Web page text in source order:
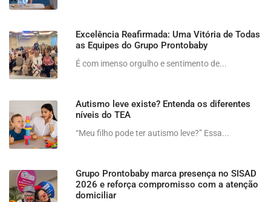
Excelência Reafirmada: Uma Vitória de Todas
as Equipes do Grupo Prontobaby
É com imenso orgulho e sentimento de...
Autismo leve existe? Entenda os diferentes
níveis do TEA
“Meu filho pode ter autismo leve?” Essa...
Grupo Prontobaby marca presença no SISAD
2026 e reforça compromisso com a atenção
domiciliar